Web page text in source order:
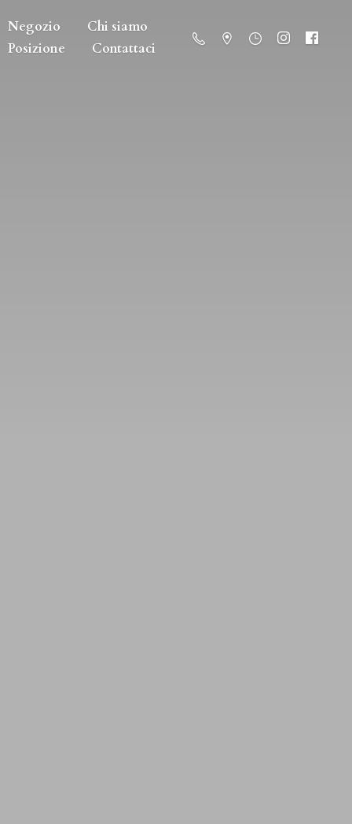
Negozio
Chi siamo
Posizione
Contattaci